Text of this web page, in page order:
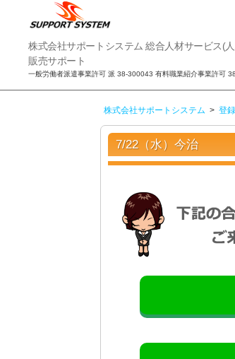
式
会
株式会社サポートシステム 総合人材サービス(
販売サポート
一般労働者派遣事業許可 派 38-300043 有料職業紹介事業許可
株式会社サポートシステム > 登
7/22（水）今治